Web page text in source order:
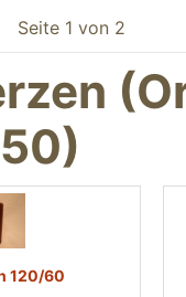
Seite 1 von 2
120/60